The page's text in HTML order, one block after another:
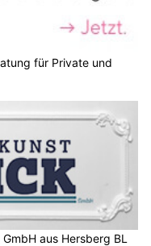
für Private und
aus Hersberg BL